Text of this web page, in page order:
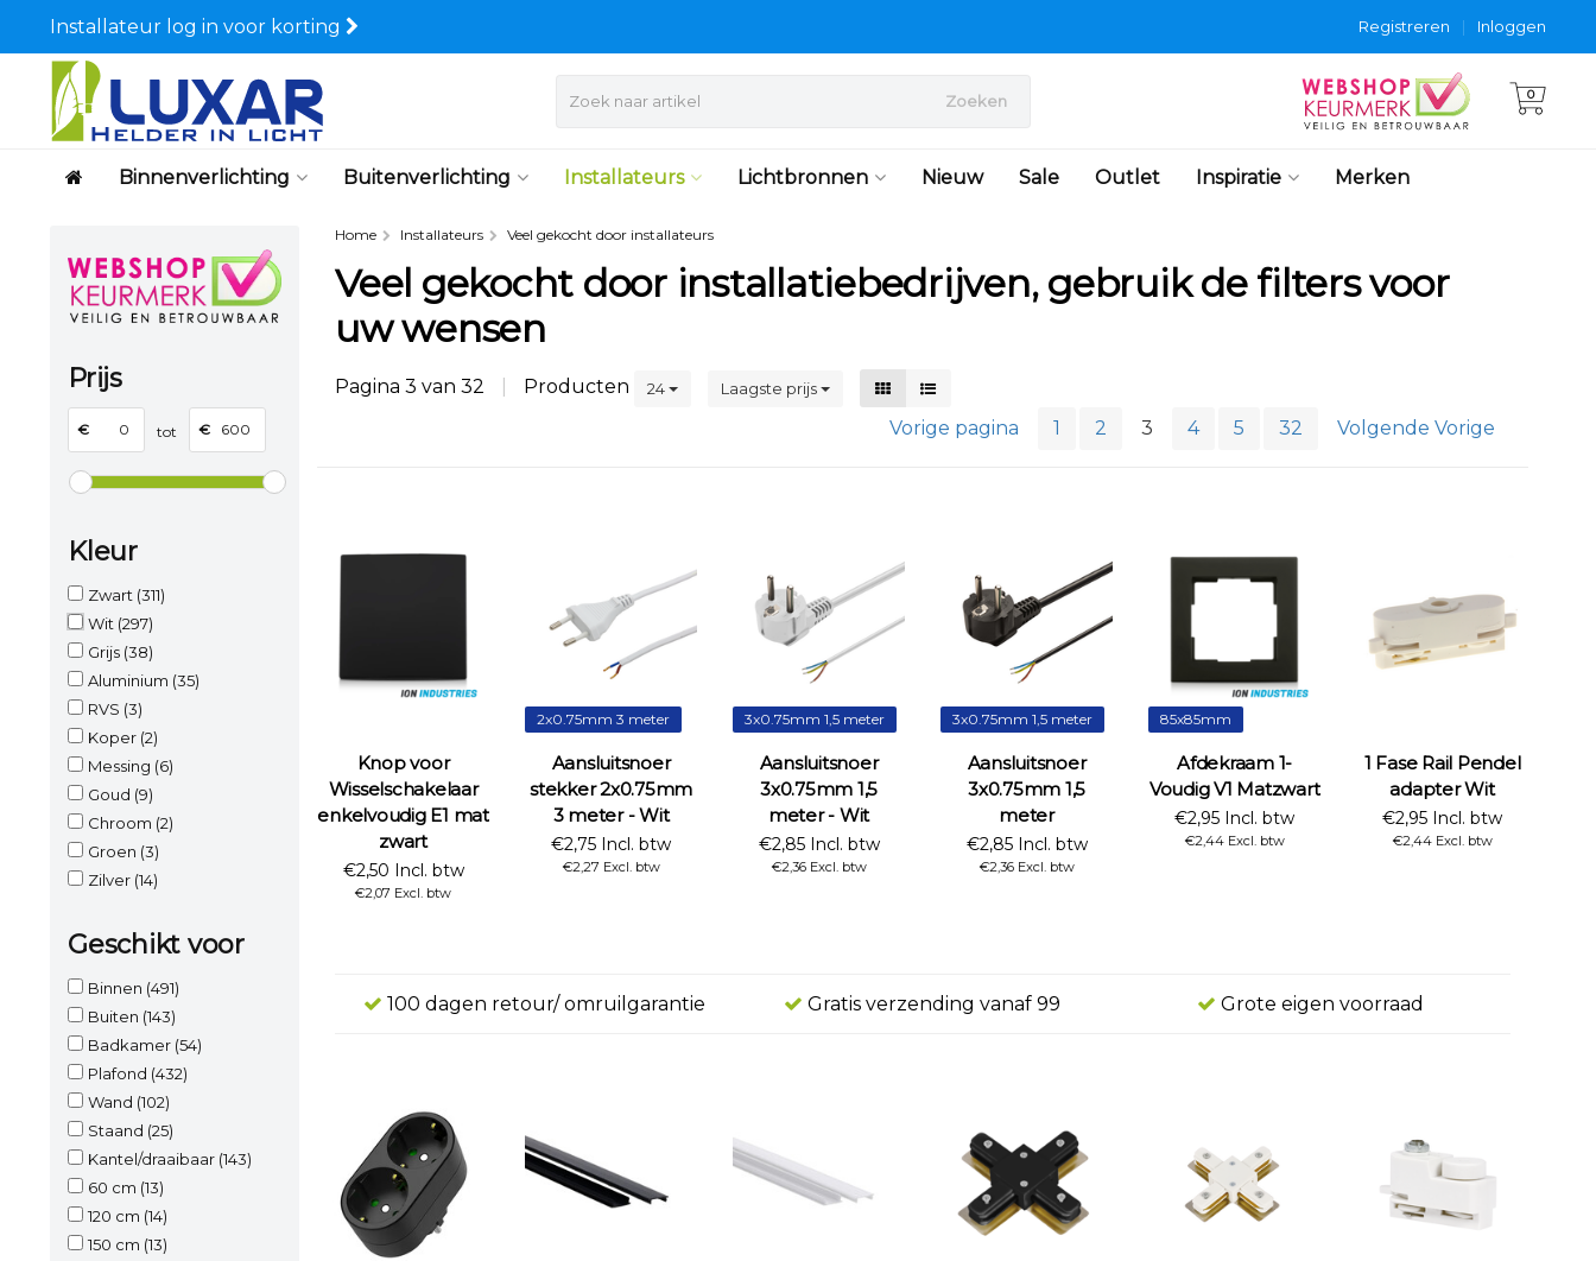
Installateur log in voor korting Inloggen
|
Registreren
Zoeken 0
Binnenverlichting Buitenverlichting Installateurs Lichtbronnen Nieuw Sale Outlet Inspiratie Merken
Prijs
€ tot €
Kleur
Zwart (311)
Wit (297)
Grijs (38)
Aluminium (35)
RVS (3)
Koper (2)
Messing (6)
Goud (9)
Chroom (2)
Groen (3)
Zilver (14)
Geschikt voor
Binnen (491)
Buiten (143)
Badkamer (54)
Plafond (432)
Wand (102)
Staand (25)
Kantel/draaibaar (143)
60 cm (13)
120 cm (14)
150 cm (13)
Home Installateurs Veel gekocht door installateurs
Veel gekocht door installatiebedrijven, gebruik de filters voor
uw wensen
Pagina 3 van 32 Producten 24 Laagste prijs
Vorige pagina 1 2 3 4 5 32 Volgende Vorige
Knop voor
Wisselschakelaar
enkelvoudig E1 mat
zwart
€2,50 Incl. btw
€2,07 Excl. btw
2x0.75mm 3 meter
Aansluitsnoer
stekker 2x0.75mm
3 meter - Wit
€2,75 Incl. btw
€2,27 Excl. btw
3x0.75mm 1,5 meter
Aansluitsnoer
3x0.75mm 1,5
meter - Wit
€2,85 Incl. btw
€2,36 Excl. btw
3x0.75mm 1,5 meter
Aansluitsnoer
3x0.75mm 1,5
meter
€2,85 Incl. btw
€2,36 Excl. btw
85x85mm
Afdekraam 1-
Voudig V1 Matzwart
€2,95 Incl. btw
€2,44 Excl. btw
1 Fase Rail Pendel
adapter Wit
€2,95 Incl. btw
€2,44 Excl. btw
100 dagen retour/ omruilgarantie Gratis verzending vanaf 99 Grote eigen voorraad